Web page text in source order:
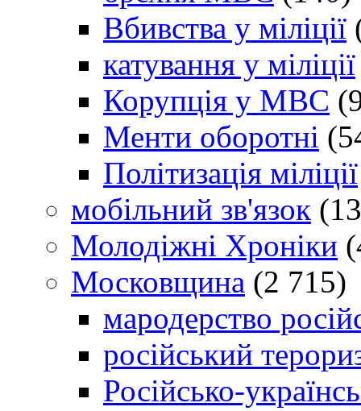
Вбивства у міліції
катування у міліції
Корупція у МВС
Менти оборотні
Політизація міліції
мобільний зв'язок
Молодіжні Хроніки
Московщина (2 715)
мародерство
російський
Російсько-